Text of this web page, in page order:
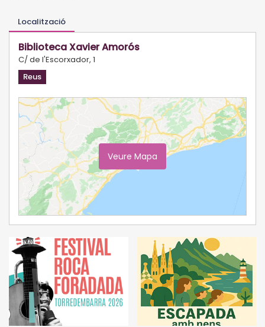
Localització
Biblioteca Xavier Amorós
C/ de l'Escorxador, 1
Reus
Veure Mapa